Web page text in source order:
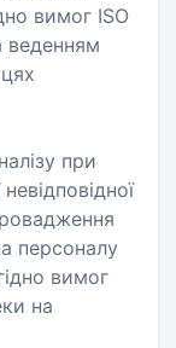
вимог ISO
веденням
при
персоналу
вимог
на